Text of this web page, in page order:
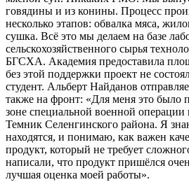
говядины и из конины. Процесс
несколько этапов: обвалка мяса,
сушка. Всё это мы делаем на базе
сельскохозяйственного сырья
БГСХА. Академия предоставила
без этой поддержки проект не
студент. Альберт Найданов
также на фронт: «Для меня это было
зоне специальной военной операции
Темник Селенгинского района. Я
находятся, и понимаю, как важен
продукт, который не требует
написали, что продукт пришёлся
лучшая оценка моей работы».